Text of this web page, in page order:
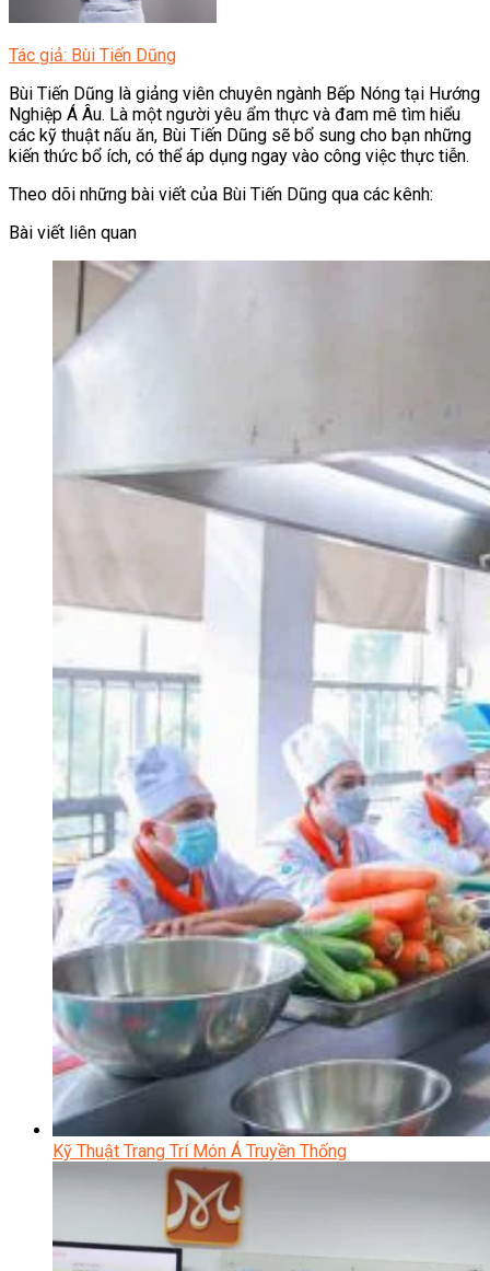
Tác giả: Bùi Tiến Dũng
Bùi Tiến Dũng là giảng viên chuyên ngành Bếp Nóng tại Hướng
Nghiệp Á Âu. Là một người yêu ẩm thực và đam mê tìm hiểu
các kỹ thuật nấu ăn, Bùi Tiến Dũng sẽ bổ sung cho bạn những
kiến thức bổ ích, có thể áp dụng ngay vào công việc thực tiễn.
Theo dõi những bài viết của Bùi Tiến Dũng qua các kênh:
Bài viết liên quan
Kỹ Thuật Trang Trí Món Á Truyền Thống